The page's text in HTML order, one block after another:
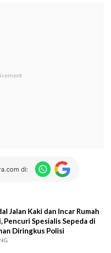
di:
Jalan Kaki dan Incar Rumah
Pencuri Spesialis Sepeda di
Diringkus Polisi